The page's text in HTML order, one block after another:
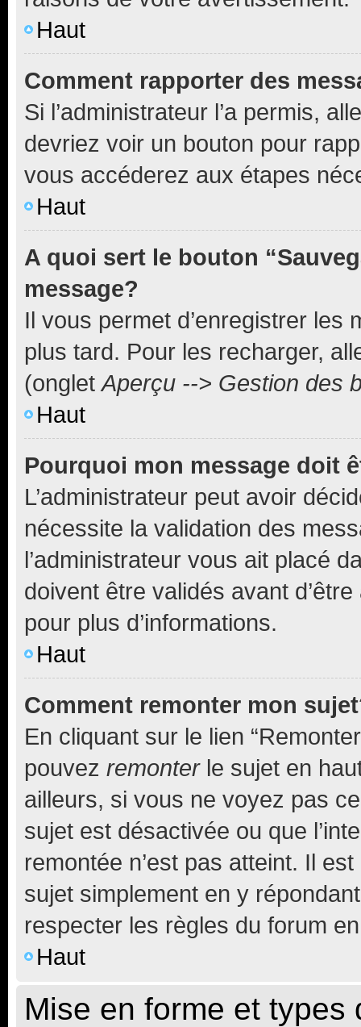
Haut
Comment rapporter des
Si l’administrateur l’a permis,
devriez voir un bouton pour
vous accéderez aux étapes
Haut
A quoi sert le bouton
message?
Il vous permet d’enregistrer
plus tard. Pour les recharger,
(ongletAperçu --> Gestion des
Haut
Pourquoi mon message doit
L’administrateur peut avoir
nécessite la validation des
l’administrateur vous ait placé
doivent être validés avant
pour plus d’informations.
Haut
Comment remonter mon
En cliquant sur le lien
pouvez remonterle sujet en
ailleurs, si vous ne voyez pas
sujet est désactivée ou que
remontée n’est pas atteint. Il
sujet simplement en y
respecter les règles du forum
Haut
Mise en forme et types